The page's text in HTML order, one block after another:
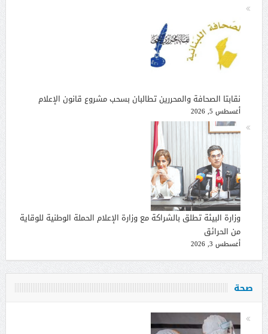
نقابتا الصحافة والمحررين تطالبان بسحب مشروع قانون الإعلام
أغسطس 5, 2026
وزارة البيئة تطلق بالشراكة مع وزارة الإعلام الحملة الوطنية للوقاية
من الحرائق
أغسطس 3, 2026
صحة